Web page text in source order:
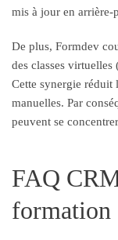
mis à jour en arrière-
De plus, Formdev
des classes
Cette synergie réduit
manuelles. Par
peuvent se
FAQ
formation